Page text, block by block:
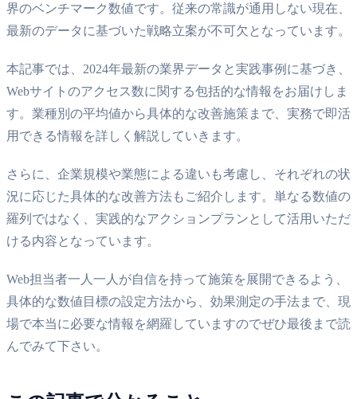
界のベンチマーク数値です。従来の常識が通用しない現在、
最新のデータに基づいた戦略立案が不可欠となっています。
本記事では、2024年最新の業界データと実践事例に基づき、
Webサイトのアクセス数に関する包括的な情報をお届けしま
す。業種別の平均値から具体的な改善施策まで、実務で即活
用できる情報を詳しく解説していきます。
さらに、企業規模や業態による違いも考慮し、それぞれの状
況に応じた具体的な改善方法もご紹介します。単なる数値の
羅列ではなく、実践的なアクションプランとして活用いただ
ける内容となっています。
Web担当者一人一人が自信を持って施策を展開できるよう、
具体的な数値目標の設定方法から、効果測定の手法まで、現
場で本当に必要な情報を網羅していますのでぜひ最後まで読
んでみて下さい。